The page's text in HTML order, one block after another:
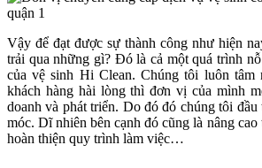
Vậy để đạt được sự thành công như hiện
trải qua những gì? Đó là cả một quá trình
của vệ sinh Hi Clean. Chúng tôi luôn tâm
khách hàng hài lòng thì đơn vị của mình
doanh và phát triển. Do đó đó chúng tôi
móc. Dĩ nhiên bên cạnh đó cũng là nâng
hoàn thiện quy trình làm việc…